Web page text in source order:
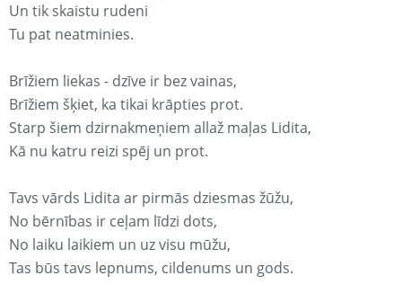
Un tik skaistu rudeni
Tu pat neatminies.
Brīžiem liekas - dzīve ir bez vainas,
Brīžiem šķiet, ka tikai krāpties prot.
Starp šiem dzirnakmeņiem allaž maļas Lidita,
Kā nu katru reizi spēj un prot.
Tavs vārds Lidita ar pirmās dziesmas žūžu,
No bērnības ir ceļam līdzi dots,
No laiku laikiem un uz visu mūžu,
Tas būs tavs lepnums, cildenums un gods.